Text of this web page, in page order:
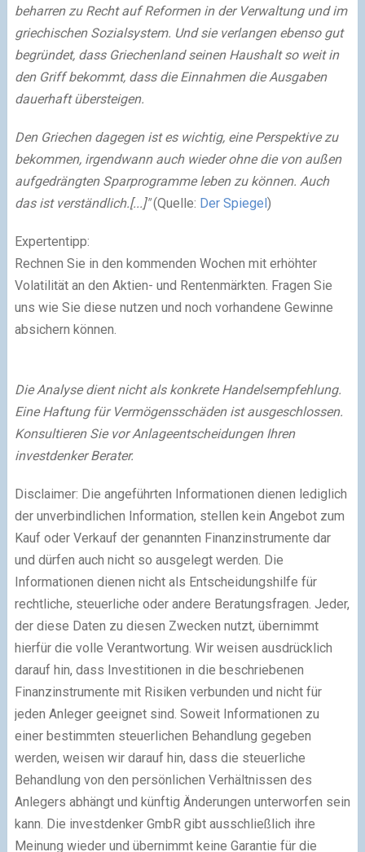
beharren zu Recht auf Reformen in der Verwaltung und im
griechischen Sozialsystem. Und sie verlangen ebenso gut
begründet, dass Griechenland seinen Haushalt so weit in
den Griff bekommt, dass die Einnahmen die Ausgaben
dauerhaft übersteigen.
Den Griechen dagegen ist es wichtig, eine Perspektive zu
bekommen, irgendwann auch wieder ohne die von außen
aufgedrängten Sparprogramme leben zu können. Auch
das ist verständlich.[...]"(Quelle: Der Spiegel)
Expertentipp:
Rechnen Sie in den kommenden Wochen mit erhöhter
Volatilität an den Aktien- und Rentenmärkten. Fragen Sie
uns wie Sie diese nutzen und noch vorhandene Gewinne
absichern können.
Die Analyse dient nicht als konkrete Handelsempfehlung.
Eine Haftung für Vermögensschäden ist ausgeschlossen.
Konsultieren Sie vor Anlageentscheidungen Ihren
investdenker Berater.
Disclaimer: Die angeführten Informationen dienen lediglich
der unverbindlichen Information, stellen kein Angebot zum
Kauf oder Verkauf der genannten Finanzinstrumente dar
und dürfen auch nicht so ausgelegt werden. Die
Informationen dienen nicht als Entscheidungshilfe für
rechtliche, steuerliche oder andere Beratungsfragen. Jeder,
der diese Daten zu diesen Zwecken nutzt, übernimmt
hierfür die volle Verantwortung. Wir weisen ausdrücklich
darauf hin, dass Investitionen in die beschriebenen
Finanzinstrumente mit Risiken verbunden und nicht für
jeden Anleger geeignet sind. Soweit Informationen zu
einer bestimmten steuerlichen Behandlung gegeben
werden, weisen wir darauf hin, dass die steuerliche
Behandlung von den persönlichen Verhältnissen des
Anlegers abhängt und künftig Änderungen unterworfen sein
kann. Die investdenker GmbR gibt ausschließlich ihre
Meinung wieder und übernimmt keine Garantie für die